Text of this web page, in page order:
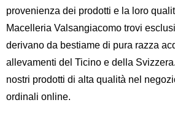
provenienza dei prodotti e la loro
Macelleria Valsangiacomo trovi
derivano da bestiame di pura razza
allevamenti del Ticino e della Svizzera.
nostri prodotti di alta qualità nel
ordinali online.